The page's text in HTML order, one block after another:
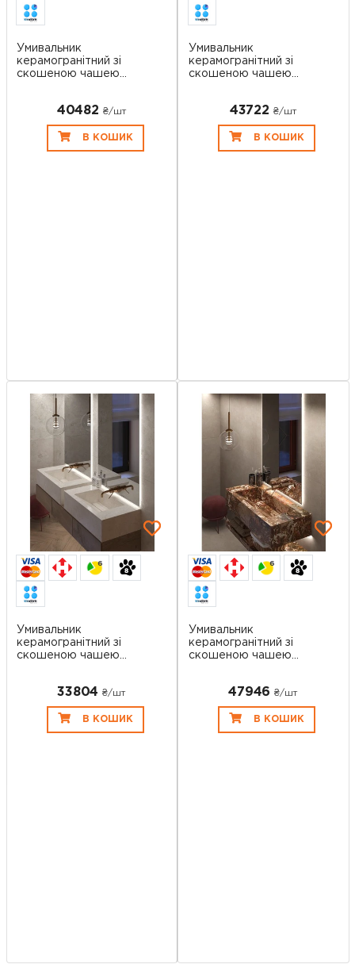
Умивальник
керамогранітний зі
скошеною чашею
40482 ₴/шт
В КОШИК
Умивальник
керамогранітний зі
скошеною чашею
43722 ₴/шт
В КОШИК
6
Умивальник
керамогранітний зі
скошеною чашею
33804 ₴/шт
В КОШИК
6
Умивальник
керамогранітний зі
скошеною чашею
47946 ₴/шт
В КОШИК